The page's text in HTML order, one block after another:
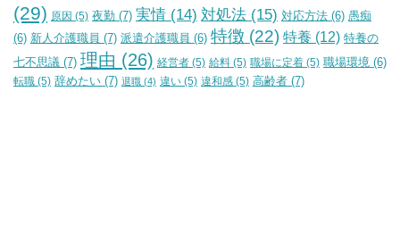
(29) 原因 (5) 夜勤 (7) 実情 (14) 対処法 (15) 対応方法 (6) 愚痴
(6) 新人介護職員 (7) 派遣介護職員 (6) 特徴 (22) 特養 (12) 特養の
七不思議 (7) 理由 (26) 経営者 (5) 給料 (5) 職場に定着 (5) 職場環境 (6)
転職 (5) 辞めたい (7) 退職 (4) 違い (5) 違和感 (5) 高齢者 (7)